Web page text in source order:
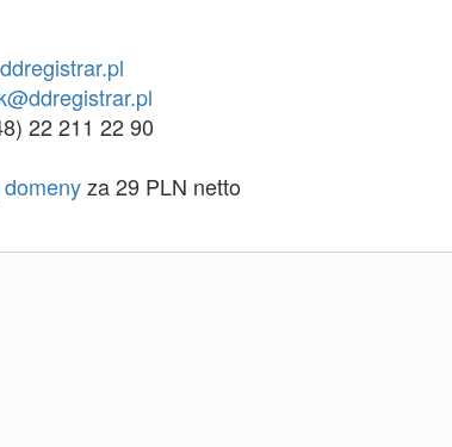
ddregistrar.pl
22 211 22 90
za 29 PLN netto